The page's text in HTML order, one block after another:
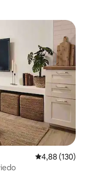
Gemiddelde
4,88 (130)